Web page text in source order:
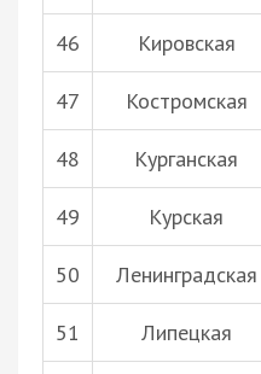
46 Кировская
47 Костромская
48 Курганская
49 Курская
50 Ленинградская
51 Липецкая